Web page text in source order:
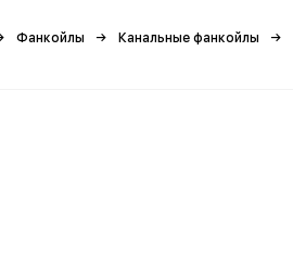
Фанкойлы Канальные фанкойлы